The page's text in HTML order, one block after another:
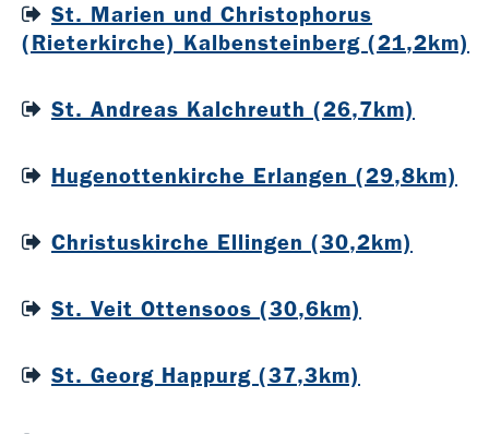
St. Marien und Christophorus
(Rieterkirche) Kalbensteinberg (21,2km)
St. Andreas Kalchreuth (26,7km)
Hugenottenkirche Erlangen (29,8km)
Christuskirche Ellingen (30,2km)
St. Veit Ottensoos (30,6km)
St. Georg Happurg (37,3km)